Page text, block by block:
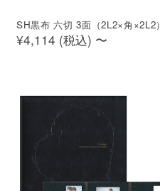
SH黒布 六切 3面（2L2×角×2L2）
¥4,114 (税込) 〜